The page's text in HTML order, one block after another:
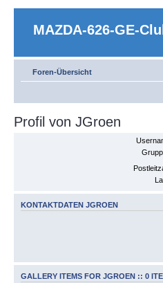
MAZDA-626-GE-
Foren-Übersicht
Profil von JGroen
KONTAKTDATEN JGROEN
GALLERY ITEMS FOR JGROEN :: 0